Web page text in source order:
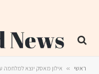
ראשי » אילון מאסק יוצא